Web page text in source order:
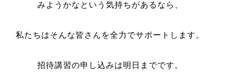
みようかなという気持ちがあるなら、
私たちはそんな皆さんを全力でサポートします。
招待講習の申し込みは明日までです。